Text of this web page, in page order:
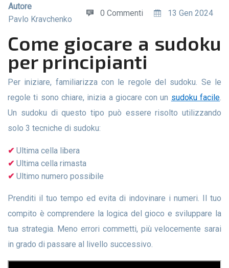
Autore
Pavlo Kravchenko
0 Commenti 13 Gen 2024
Come giocare a sudoku
per principianti
Per iniziare, familiarizza con le regole del sudoku. Se le
regole ti sono chiare, inizia a giocare con un sudoku facile.
Un sudoku di questo tipo può essere risolto utilizzando
solo 3 tecniche di sudoku:
Ultima cella libera
Ultima cella rimasta
Ultimo numero possibile
Prenditi il ​​tuo tempo ed evita di indovinare i numeri. Il tuo
compito è comprendere la logica del gioco e sviluppare la
tua strategia. Meno errori commetti, più velocemente sarai
in grado di passare al livello successivo.